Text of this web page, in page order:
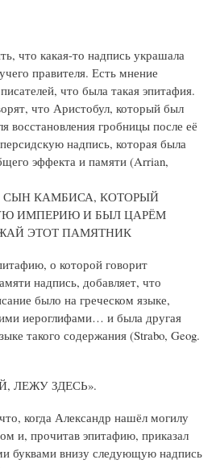
что какая-то надпись украшала
правителя. Есть мнение
что была такая эпитафия.
что Аристобул, который был
восстановления гробницы после её
надпись, которая была
эффекта и памяти (Arrian,
СЫН КАМБИСА, КОТОРЫЙ
ИМПЕРИЮ И БЫЛ ЦАРЁМ
ЭТОТ ПАМЯТНИК
о которой говорит
надпись, добавляет, что
было на греческом языке,
иероглифами… и была другая
такого содержания (Strabo, Geog.
ЛЕЖУ ЗДЕСЬ».
когда Александр нашёл могилу
и, прочитав эпитафию, приказал
буквами внизу следующую надпись